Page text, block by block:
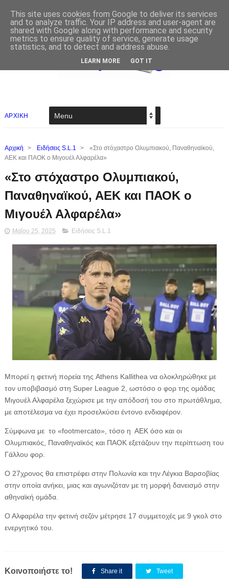
ΑΡΧΙΚΗ
Αρχική > Ειδήσεις S.L.1 >
«Στο στόχαστρο Ολυμπιακού, Παναθηναϊκού,
ΑΕΚ και ΠΑΟΚ ο Μιγουέλ Αλφαρέλα»
«Στο στόχαστρο Ολυμπιακού,
Παναθηναϊκού, ΑΕΚ και ΠΑΟΚ ο
Μιγουέλ Αλφαρέλα»
Μαΐου 25, 2025 Ειδήσεις S.L.1
Mπορεί η φετινή πορεία της Athens Kallithea να ολοκληρώθηκε με
τον υποβιβασμό στη Super League 2, ωστόσο ο φορ της ομάδας
Μιγουέλ Αλφαρέλα ξεχώρισε με την απόδοσή του στο πρωτάθλημα,
με αποτέλεσμα να έχει προσελκύσει έντονο ενδιαφέρον.
Σύμφωνα με το «footmercato», τόσο η ΑΕΚ όσο και οι
Ολυμπιακός, Παναθηναϊκός και ΠΑΟΚ εξετάζουν την περίπτωση του
Γάλλου φορ.
Ο 27χρονος θα επιστρέφει στην Πολωνία και την Λέγκια Βαρσοβίας
στην οποία ανήκει, μιας και αγωνιζόταν με τη μορφή δανεισμό στην
αθηναϊκή ομάδα.
Ο Αλφαρέλα την φετινή σεζόν μέτρησε 17 συμμετοχές με 9 γκολ στο
ενεργητικό του.
Κοινοποιήστε το! Share it Tweet
This site uses cookies from Google to deliver its services
and to analyze traffic. Your IP address and user-agent are
shared with Google along with performance and security
metrics to ensure quality of service, generate usage
statistics, and to detect and address abuse.
LEARN MORE GOT IT